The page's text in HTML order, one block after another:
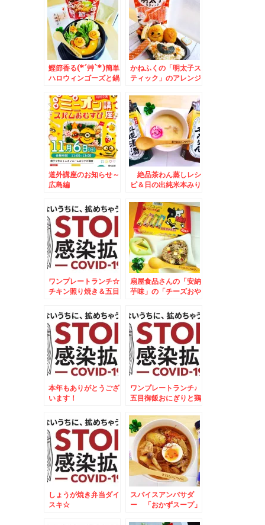
鰹節香る(*´艸`*)簡単
ハロウィンゴーズと鍋
`*)レシピ♪
かねふくの「明太子ス
ティック」のアレンジ
(*´艸`*)
道外講座のお知らせ～
広島編
絶品茶わん蒸しレシ
ピ＆日の出純米本みり
ード2023
ワンプレートランチ☆
チキン照り焼き＆五目
ート☆
扇屋食品さんの「安納
芋味」の「チーズおや
すぎるΣ(ﾟДﾟ)でもっ
てこれでサツマイモ混
ぜご飯できちゃう♪レ
シピ付き
本年もありがとうござ
います！
ワンプレートランチ♪
五目御飯おにぎりと鶏
しょうが焼き弁当ダイ
スキ☆
スパイスアンバサダ
ー 「おかずスープ」